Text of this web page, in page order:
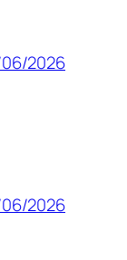
2026
2026